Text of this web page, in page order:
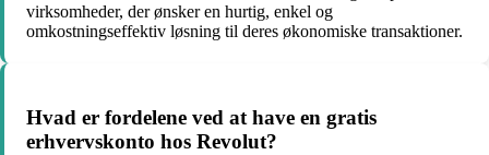
virksomheder, der ønsker en hurtig, enkel og
omkostningseffektiv løsning til deres økonomiske transaktioner.
Hvad er fordelene ved at have en gratis
erhvervskonto hos Revolut?